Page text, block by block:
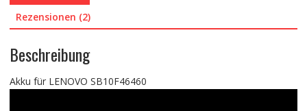
Rezensionen (2)
Beschreibung
Akku für LENOVO SB10F46460